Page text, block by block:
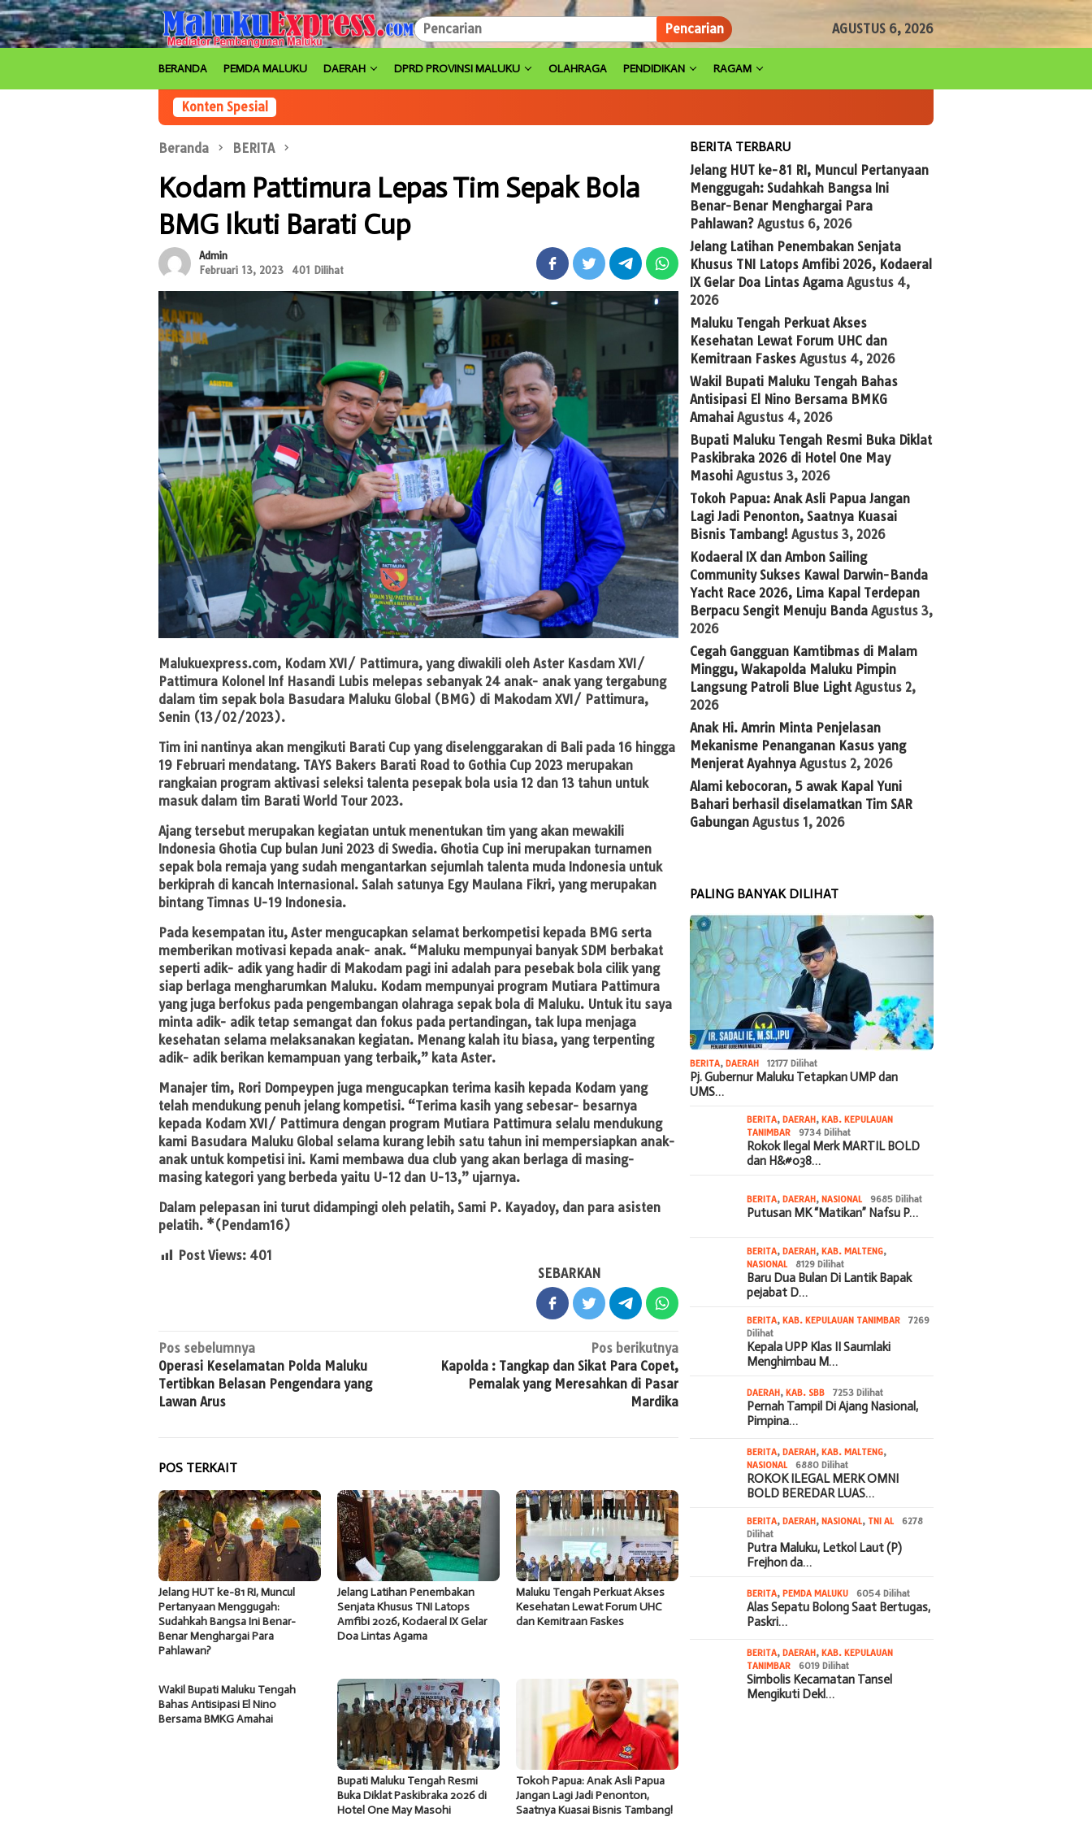
Loncat
ke
konten
Pencarian AGUSTUS 6, 2026
BERANDA PEMDA MALUKU DAERAH DPRD PROVINSI MALUKU OLAHRAGA PENDIDIKAN RAGAM
Konten Spesial
Beranda BERITA
Kodam Pattimura Lepas Tim Sepak Bola
BMG Ikuti Barati Cup
Admin
Februari 13, 2023
401 Dilihat
Malukuexpress.com, Kodam XVI/ Pattimura, yang diwakili oleh Aster Kasdam XVI/
Pattimura Kolonel Inf Hasandi Lubis melepas sebanyak 24 anak- anak yang tergabung
dalam tim sepak bola Basudara Maluku Global (BMG) di Makodam XVI/ Pattimura,
Senin (13/02/2023).
Tim ini nantinya akan mengikuti Barati Cup yang diselenggarakan di Bali pada 16 hingga
19 Februari mendatang. TAYS Bakers Barati Road to Gothia Cup 2023 merupakan
rangkaian program aktivasi seleksi talenta pesepak bola usia 12 dan 13 tahun untuk
masuk dalam tim Barati World Tour 2023.
Ajang tersebut merupakan kegiatan untuk menentukan tim yang akan mewakili
Indonesia Ghotia Cup bulan Juni 2023 di Swedia. Ghotia Cup ini merupakan turnamen
sepak bola remaja yang sudah mengantarkan sejumlah talenta muda Indonesia untuk
berkiprah di kancah Internasional. Salah satunya Egy Maulana Fikri, yang merupakan
bintang Timnas U-19 Indonesia.
Pada kesempatan itu, Aster mengucapkan selamat berkompetisi kepada BMG serta
memberikan motivasi kepada anak- anak. “Maluku mempunyai banyak SDM berbakat
seperti adik- adik yang hadir di Makodam pagi ini adalah para pesebak bola cilik yang
siap berlaga mengharumkan Maluku. Kodam mempunyai program Mutiara Pattimura
yang juga berfokus pada pengembangan olahraga sepak bola di Maluku. Untuk itu saya
minta adik- adik tetap semangat dan fokus pada pertandingan, tak lupa menjaga
kesehatan selama melaksanakan kegiatan. Menang kalah itu biasa, yang terpenting
adik- adik berikan kemampuan yang terbaik,” kata Aster.
Manajer tim, Rori Dompeypen juga mengucapkan terima kasih kepada Kodam yang
telah mendukung penuh jelang kompetisi. “Terima kasih yang sebesar- besarnya
kepada Kodam XVI/ Pattimura dengan program Mutiara Pattimura selalu mendukung
kami Basudara Maluku Global selama kurang lebih satu tahun ini mempersiapkan anak-
anak untuk kompetisi ini. Kami membawa dua club yang akan berlaga di masing-
masing kategori yang berbeda yaitu U-12 dan U-13,” ujarnya.
Dalam pelepasan ini turut didampingi oleh pelatih, Sami P. Kayadoy, dan para asisten
pelatih. *(Pendam16)
Post Views: 401
SEBARKAN
Navigasi
pos
Pos sebelumnya
Operasi Keselamatan Polda Maluku
Tertibkan Belasan Pengendara yang
Lawan Arus
Pos berikutnya
Kapolda : Tangkap dan Sikat Para Copet,
Pemalak yang Meresahkan di Pasar
Mardika
POS TERKAIT
Jelang HUT ke-81 RI, Muncul
Pertanyaan Menggugah:
Sudahkah Bangsa Ini Benar-
Benar Menghargai Para
Pahlawan?
Jelang Latihan Penembakan
Senjata Khusus TNI Latops
Amfibi 2026, Kodaeral IX Gelar
Doa Lintas Agama
Maluku Tengah Perkuat Akses
Kesehatan Lewat Forum UHC
dan Kemitraan Faskes
Wakil Bupati Maluku Tengah
Bahas Antisipasi El Nino
Bersama BMKG Amahai
Bupati Maluku Tengah Resmi
Buka Diklat Paskibraka 2026 di
Hotel One May Masohi
Tokoh Papua: Anak Asli Papua
Jangan Lagi Jadi Penonton,
Saatnya Kuasai Bisnis Tambang!
BERITA TERBARU
Jelang HUT ke-81 RI, Muncul Pertanyaan
Menggugah: Sudahkah Bangsa Ini
Benar-Benar Menghargai Para
Pahlawan? Agustus 6, 2026
Jelang Latihan Penembakan Senjata
Khusus TNI Latops Amfibi 2026, Kodaeral
IX Gelar Doa Lintas Agama Agustus 4,
2026
Maluku Tengah Perkuat Akses
Kesehatan Lewat Forum UHC dan
Kemitraan Faskes Agustus 4, 2026
Wakil Bupati Maluku Tengah Bahas
Antisipasi El Nino Bersama BMKG
Amahai Agustus 4, 2026
Bupati Maluku Tengah Resmi Buka Diklat
Paskibraka 2026 di Hotel One May
Masohi Agustus 3, 2026
Tokoh Papua: Anak Asli Papua Jangan
Lagi Jadi Penonton, Saatnya Kuasai
Bisnis Tambang! Agustus 3, 2026
Kodaeral IX dan Ambon Sailing
Community Sukses Kawal Darwin-Banda
Yacht Race 2026, Lima Kapal Terdepan
Berpacu Sengit Menuju Banda Agustus 3,
2026
Cegah Gangguan Kamtibmas di Malam
Minggu, Wakapolda Maluku Pimpin
Langsung Patroli Blue Light Agustus 2,
2026
Anak Hi. Amrin Minta Penjelasan
Mekanisme Penanganan Kasus yang
Menjerat Ayahnya Agustus 2, 2026
Alami kebocoran, 5 awak Kapal Yuni
Bahari berhasil diselamatkan Tim SAR
Gabungan Agustus 1, 2026
PALING BANYAK DILIHAT
BERITA,DAERAH 12177 Dilihat
Pj. Gubernur Maluku Tetapkan UMP dan
UMS…
BERITA,DAERAH,KAB. KEPULAUAN
TANIMBAR
9734 Dilihat
Rokok Ilegal Merk MARTIL BOLD
dan H&#038…
BERITA,DAERAH,NASIONAL 9685 Dilihat
Putusan MK “Matikan” Nafsu P…
BERITA,DAERAH,KAB. MALTENG,
NASIONAL
8129 Dilihat
Baru Dua Bulan Di Lantik Bapak
pejabat D…
BERITA,KAB. KEPULAUAN TANIMBAR
7269
Dilihat
Kepala UPP Klas II Saumlaki
Menghimbau M…
DAERAH,KAB. SBB 7253 Dilihat
Pernah Tampil Di Ajang Nasional,
Pimpina…
BERITA,DAERAH,KAB. MALTENG,
NASIONAL
6880 Dilihat
ROKOK ILEGAL MERK OMNI
BOLD BEREDAR LUAS…
BERITA,DAERAH,NASIONAL, TNI AL
6278
Dilihat
Putra Maluku, Letkol Laut (P)
Frejhon da…
BERITA,PEMDA MALUKU 6054 Dilihat
Alas Sepatu Bolong Saat Bertugas,
Paskri…
BERITA,DAERAH,KAB. KEPULAUAN
TANIMBAR
6019 Dilihat
Simbolis Kecamatan Tansel
Mengikuti Dekl…